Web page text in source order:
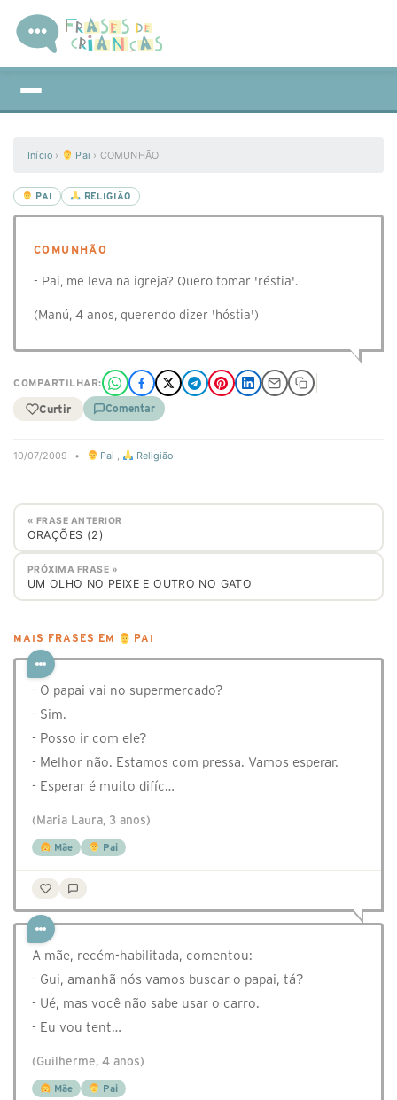
Início › Pai › COMUNHÃO
PAI RELIGIÃO
COMUNHÃO
- Pai, me leva na igreja? Quero tomar 'réstia'.
(Manú, 4 anos, querendo dizer 'hóstia')
COMPARTILHAR:
Curtir Comentar
10/07/2009 • Pai , Religião
« FRASE ANTERIOR
ORAÇÕES (2)
PRÓXIMA FRASE »
UM OLHO NO PEIXE E OUTRO NO GATO
MAIS FRASES EM PAI
- O papai vai no supermercado?
- Sim.
- Posso ir com ele?
- Melhor não. Estamos com pressa. Vamos esperar.
- Esperar é muito difíc…
(Maria Laura, 3 anos)
Mãe Pai
A mãe, recém-habilitada, comentou:
- Gui, amanhã nós vamos buscar o papai, tá?
- Ué, mas você não sabe usar o carro.
- Eu vou tent…
(Guilherme, 4 anos)
Mãe Pai